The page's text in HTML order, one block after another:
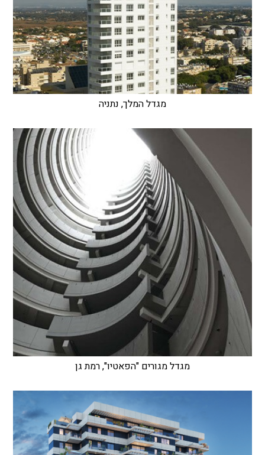
מגדל המלך, נתניה
מגדל מגורים "הפאטיו", רמת גן